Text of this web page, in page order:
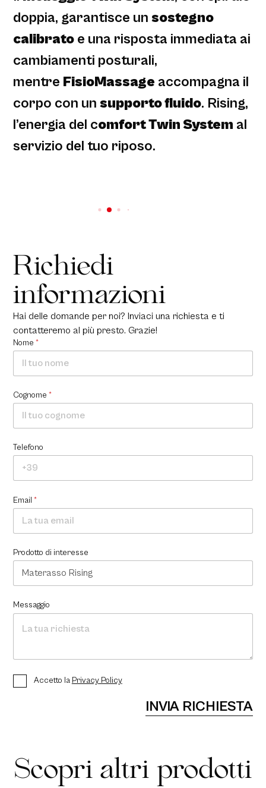
doppia, garantisce unsostegno
calibrato e una risposta immediata ai
cambiamenti posturali,
mentre FisioMassage accompagna il
corpo con unsupporto fluido. Rising,
l’energia del comfort Twin System al
servizio del tuo riposo.
Richiedi
informazioni
Hai delle domande per noi? Inviaci una richiesta e ti
contatteremo al più presto. Grazie!
Nome*
Cognome*
Telefono
Email*
Prodotto di interesse
Messaggio
P
r
P
o
l
Accetto la Privacy Policy
INVIA RICHIESTA
Scopri altri prodotti